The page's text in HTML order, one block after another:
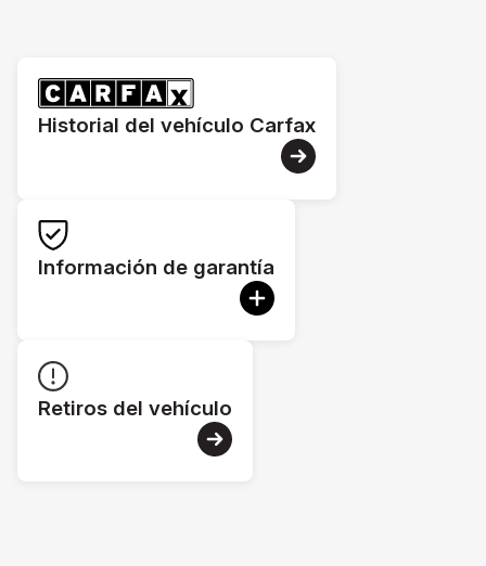
Historial del vehículo Carfax
Información de garantía
Retiros del vehículo